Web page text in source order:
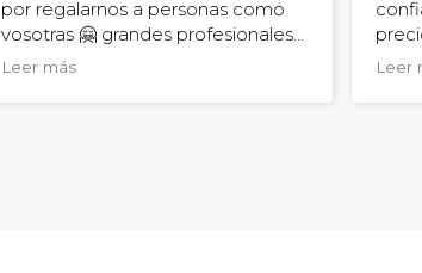
por regalarnos a personas como
vosotras 🤗 grandes profesionales y
grandes seres humanos, cercanas
Leer más
está
Leer